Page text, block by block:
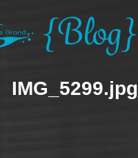
IMG_5299.jpg